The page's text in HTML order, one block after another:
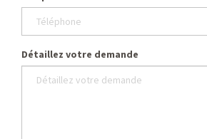
Détaillez votre demande